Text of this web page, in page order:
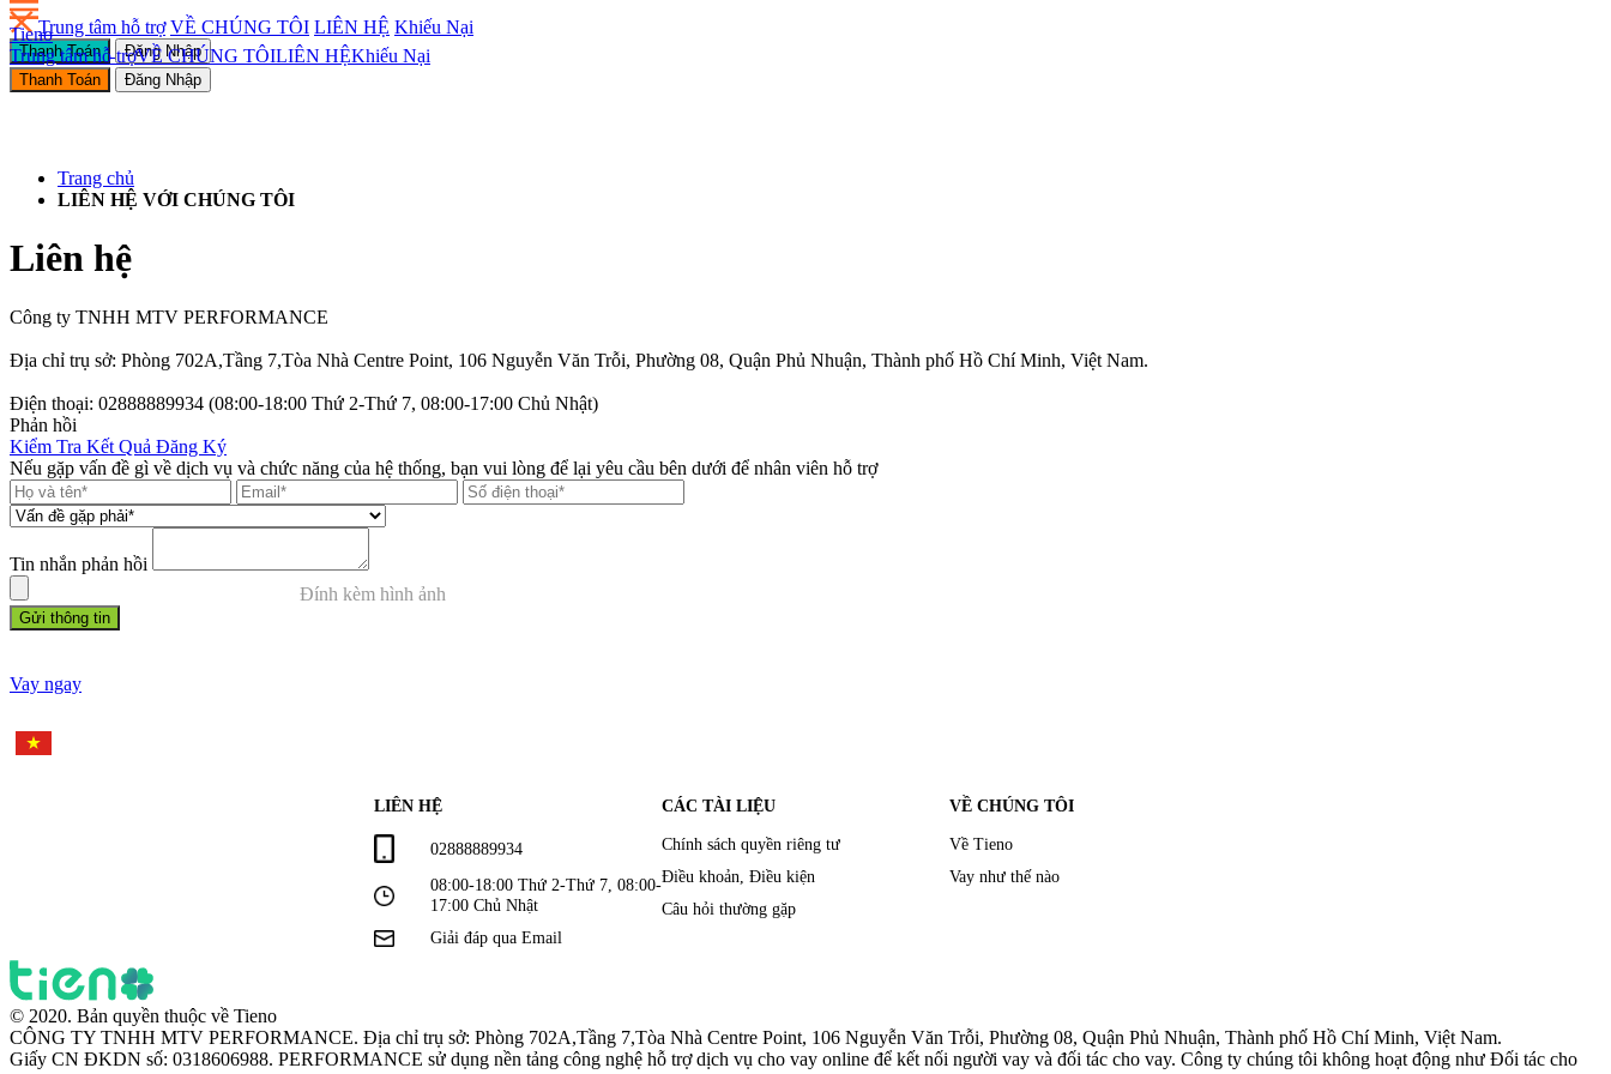
Trung tâm hỗ trợ VỀ CHÚNG TÔI LIÊN HỆ Khiếu Nại
Thanh Toán Đăng Nhập
Tieno
Trung tâm hỗ trợVỀ CHÚNG TÔILIÊN HỆKhiếu Nại
Thanh Toán Đăng Nhập
Trang chủ
LIÊN HỆ VỚI CHÚNG TÔI
Liên hệ
Công ty TNHH MTV PERFORMANCE
Địa chỉ trụ sở: Phòng 702A,Tầng 7,Tòa Nhà Centre Point, 106 Nguyễn Văn Trỗi, Phường 08, Quận Phủ Nhuận, Thành phố Hồ Chí Minh, Việt Nam.
Điện thoại: 02888889934 (08:00-18:00 Thứ 2-Thứ 7, 08:00-17:00 Chủ Nhật)
Phản hồi
Kiểm Tra Kết Quả Đăng Ký
Nếu gặp vấn đề gì về dịch vụ và chức năng của hệ thống, bạn vui lòng để lại yêu cầu bên dưới để nhân viên hỗ trợ
Tin nhắn phản hồi
Đính kèm hình ảnh
Gửi thông tin
Vay ngay
LIÊN HỆ
02888889934
08:00-18:00 Thứ 2-Thứ 7, 08:00-
17:00 Chủ Nhật
Giải đáp qua Email
CÁC TÀI LIỆU
Chính sách quyền riêng tư
Điều khoản, Điều kiện
Câu hỏi thường gặp
VỀ CHÚNG TÔI
Về Tieno
Vay như thế nào
© 2020. Bản quyền thuộc về Tieno
CÔNG TY TNHH MTV PERFORMANCE. Địa chỉ trụ sở: Phòng 702A,Tầng 7,Tòa Nhà Centre Point, 106 Nguyễn Văn Trỗi, Phường 08, Quận Phủ Nhuận, Thành phố Hồ Chí Minh, Việt Nam.
Giấy CN ĐKDN số: 0318606988. PERFORMANCE sử dụng nền tảng công nghệ hỗ trợ dịch vụ cho vay online để kết nối người vay và đối tác cho vay. Công ty chúng tôi không hoạt động như Đối tác cho